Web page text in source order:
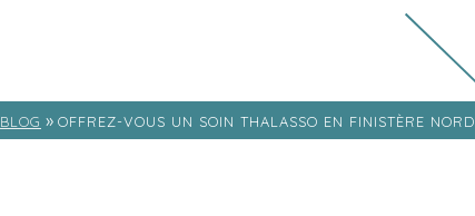
BLOG » OFFREZ-VOUS UN SOIN THALASSO EN FINISTÈRE NORD